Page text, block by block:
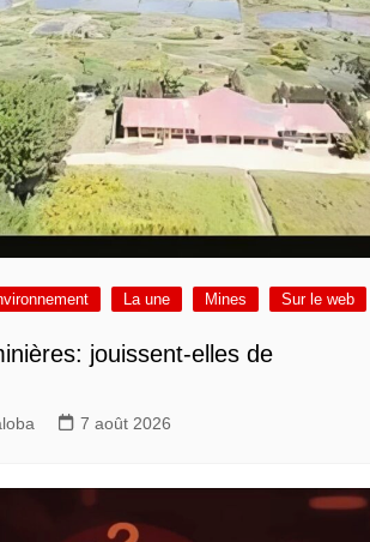
La une Mines Sur le web
jouissent-elles de
7 août 2026